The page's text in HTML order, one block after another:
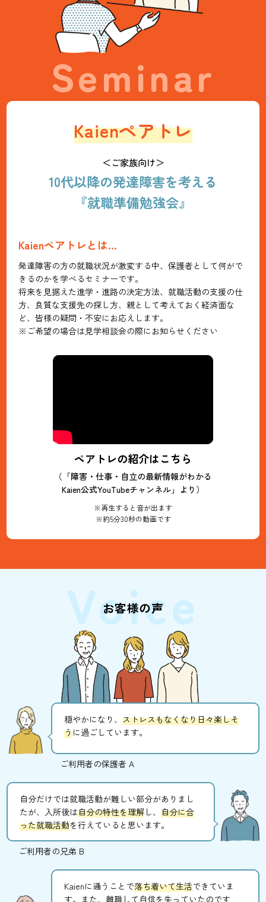
Seminar
Kaienペアトレ
＜ご家族向け＞
10代以降の発達障害を考える
『就職準備勉強会』
Kaienペアトレとは…
発達障害の方の就職状況が激変する中、保護者として何がで
きるのかを学べるセミナーです。
将来を見据えた進学・進路の決定方法、就職活動の支援の仕
方、良質な支援先の探し方、親として考えておく経済面な
ど、皆様の疑問・不安にお応えします。
※ご希望の場合は見学相談会の際にお知らせください
ペアトレの紹介はこちら
（「障害・仕事・自立の最新情報がわかる
Kaien公式YouTubeチャンネル」より）
※再生すると音が出ます
※約5分30秒の動画です
Voice
お客様の声
穏やかになり、ストレスもなくなり日々楽しそ
うに過ごしています。
ご利用者の保護者 A
自分だけでは就職活動が難しい部分がありまし
たが、入所後は自分の特性を理解 し、自分に合
った就職活動を行えていると思います。
ご利用者の兄弟 B
Kaienに通うことで落ち着いて生活できていま
す。また、離職して自信を失っていたのです